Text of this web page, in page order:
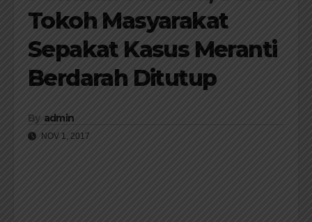
Tokoh Masyarakat
Sepakat Kasus Meranti
Berdarah Ditutup
By admin
NOV 1, 2017